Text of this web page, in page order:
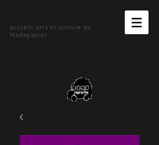
accueil, arts et culture de
Madagascar